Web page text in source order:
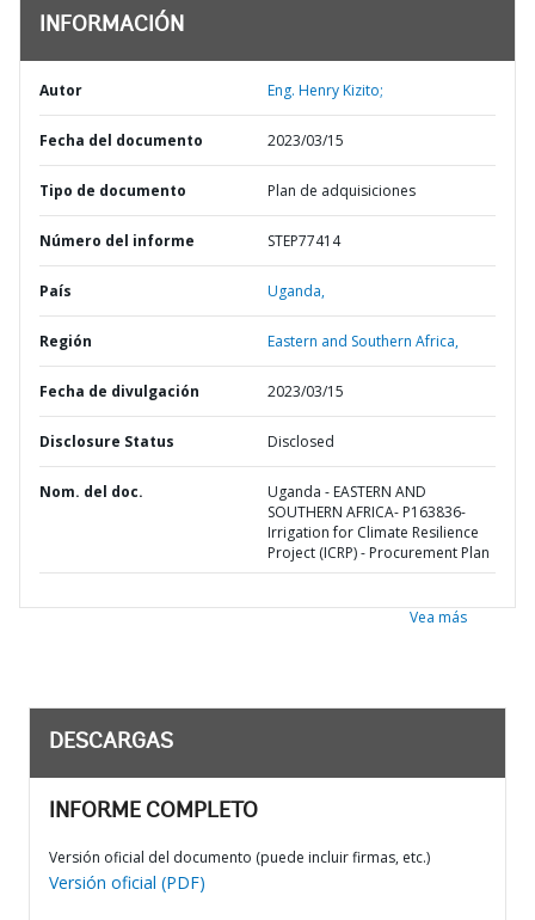
INFORMACIÓN
Autor Eng. Henry Kizito;
Fecha del documento 2023/03/15
Tipo de documento Plan de adquisiciones
Número del informe STEP77414
País Uganda,
Región Eastern and Southern Africa,
Fecha de divulgación 2023/03/15
Disclosure Status Disclosed
Nom. del doc.
Uganda - EASTERN AND
SOUTHERN AFRICA- P163836-
Irrigation for Climate Resilience
Project (ICRP) - Procurement Plan
Vea más
DESCARGAS
INFORME COMPLETO
Versión oficial del documento (puede incluir firmas, etc.)
Versión oficial (PDF)